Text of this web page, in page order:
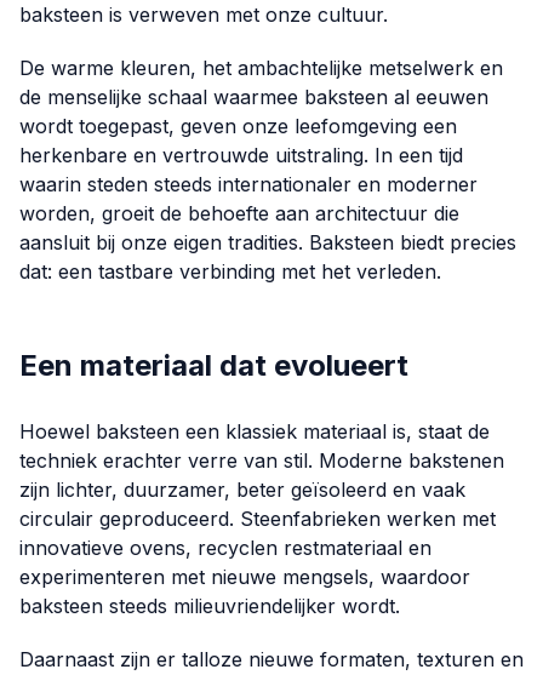
baksteen is verweven met onze cultuur.
De warme kleuren, het ambachtelijke metselwerk en
de menselijke schaal waarmee baksteen al eeuwen
wordt toegepast, geven onze leefomgeving een
herkenbare en vertrouwde uitstraling. In een tijd
waarin steden steeds internationaler en moderner
worden, groeit de behoefte aan architectuur die
aansluit bij onze eigen tradities. Baksteen biedt precies
dat: een tastbare verbinding met het verleden.
Een materiaal dat evolueert
Hoewel baksteen een klassiek materiaal is, staat de
techniek erachter verre van stil. Moderne bakstenen
zijn lichter, duurzamer, beter geïsoleerd en vaak
circulair geproduceerd. Steenfabrieken werken met
innovatieve ovens, recyclen restmateriaal en
experimenteren met nieuwe mengsels, waardoor
baksteen steeds milieuvriendelijker wordt.
Daarnaast zijn er talloze nieuwe formaten, texturen en